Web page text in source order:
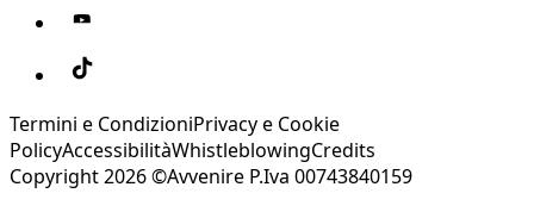
Termini e CondizioniPrivacy e Cookie
PolicyAccessibilitàWhistleblowingCredits
Copyright 2026 ©Avvenire P.Iva 00743840159